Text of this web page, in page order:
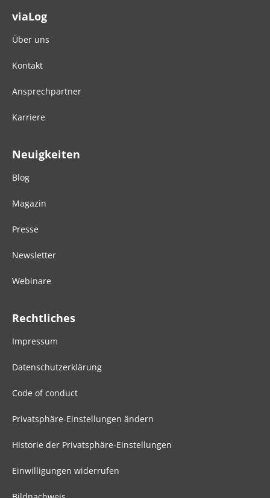
viaLog
Über uns
Kontakt
Ansprechpartner
Karriere
Neuigkeiten
Blog
Magazin
Presse
Newsletter
Webinare
Rechtliches
Impressum
Datenschutzerklärung
Code of conduct
Privatsphäre-Einstellungen ändern
Historie der Privatsphäre-Einstellungen
Einwilligungen widerrufen